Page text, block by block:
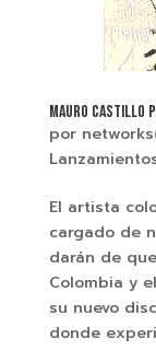
MAURO CASTILLO
por
El artista
cargado de
darán de
Colombia y
su nuevo
donde